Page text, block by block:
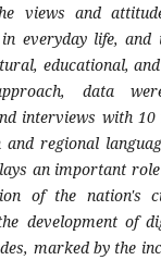
views and
everyday life,
educational,
data
interviews with
regional
an important
of the nation's
development of
marked by the